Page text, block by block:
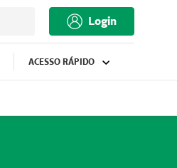
Login
ACESSO RÁPIDO